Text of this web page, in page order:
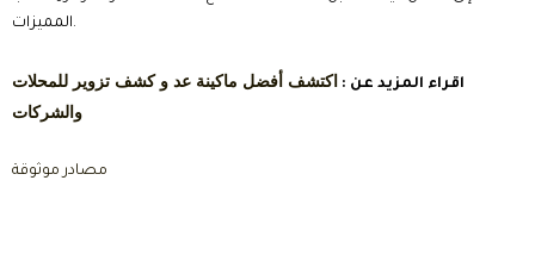
المميزات.
اقراء المزيد عن : اكتشف أفضل ماكينة عد و كشف تزوير للمحلات
والشركات
مصادر موثوقة